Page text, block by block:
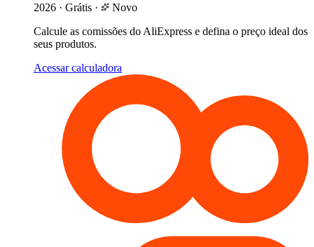
2026 · Grátis ·
Novo
Calcule as comissões do AliExpress e defina o preço ideal dos
seus produtos.
Acessar calculadora